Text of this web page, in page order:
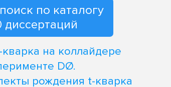
по каталогу
на коллайдере
DØ.
рождения t-кварка